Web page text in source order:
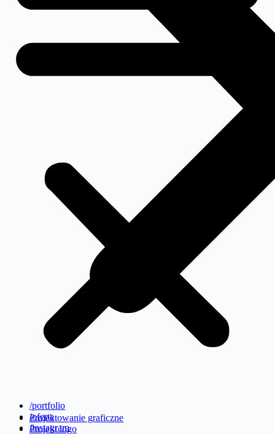
Projektowanie graficzne
Projekt logo
/portfolio
/oferta
/instagram